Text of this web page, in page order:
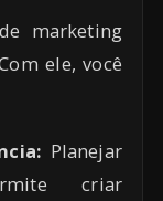
marketing
ele, você
Planejar
criar